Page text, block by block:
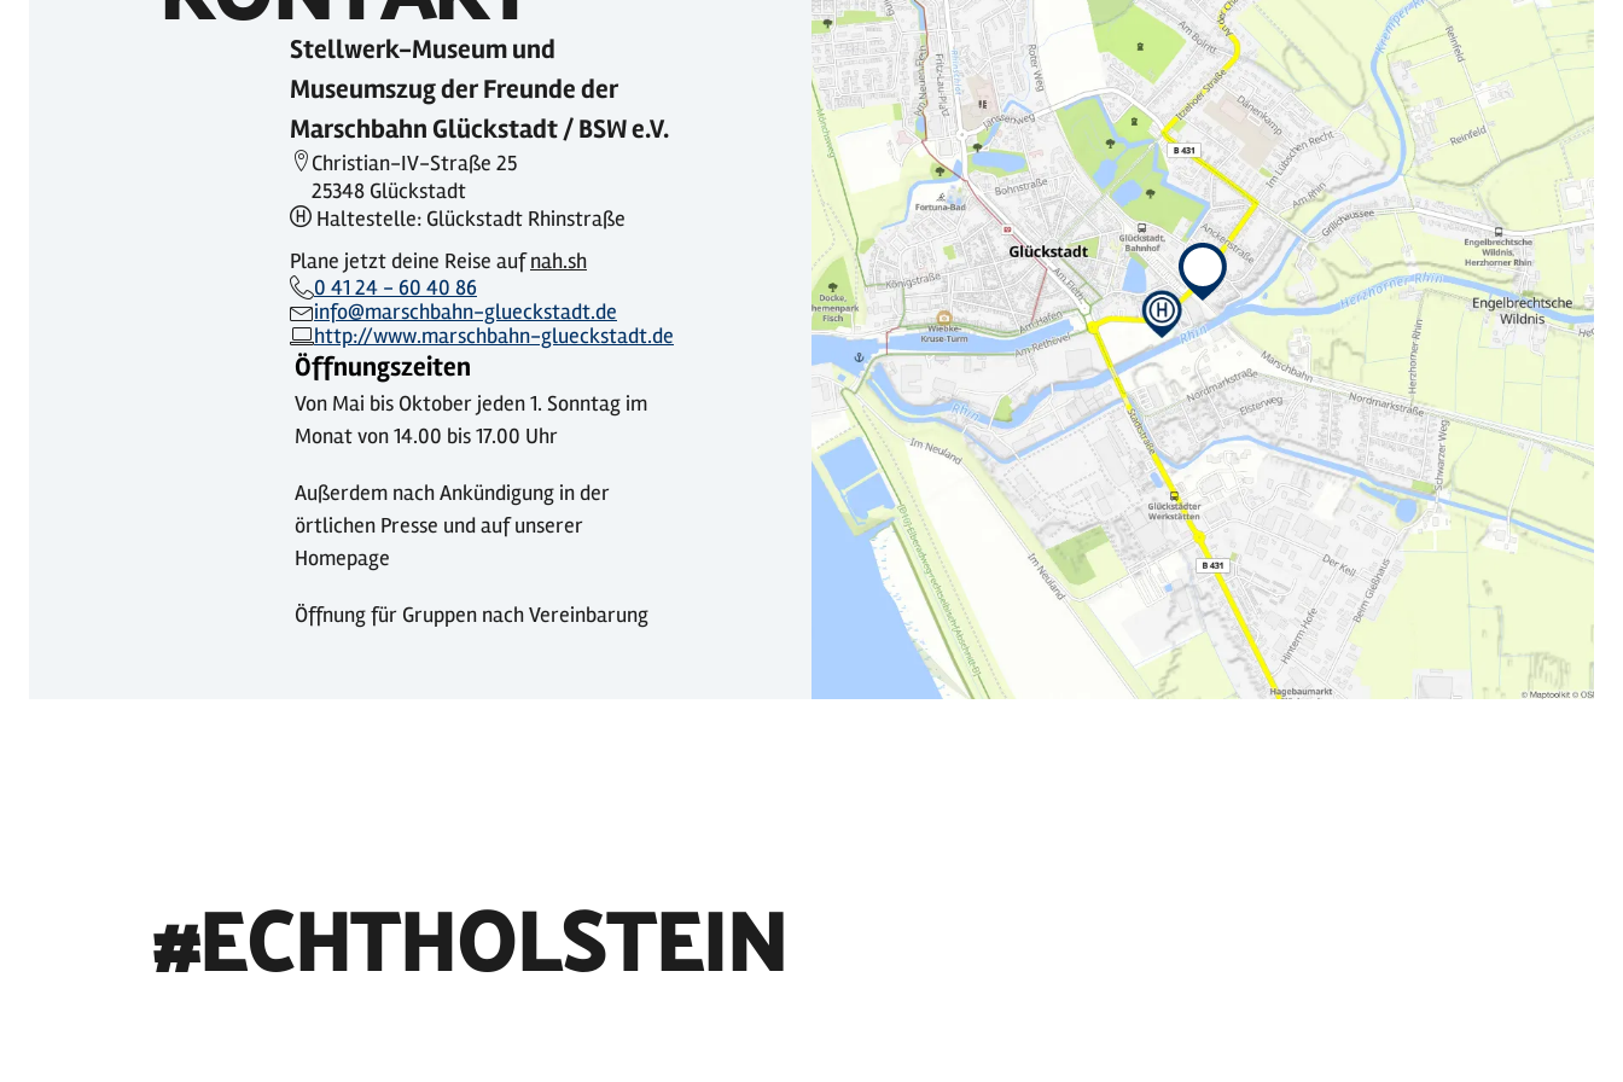
Stellwerk-Museum und
Museumszug der Freunde der
Marschbahn Glückstadt / BSW e.V.
Christian-IV-Straße 25
25348 Glückstadt
Haltestelle: Glückstadt Rhinstraße
Plane jetzt deine Reise aufnah.sh
0 41 24 - 60 40 86
info@marschbahn-glueckstadt.de
http://www.marschbahn-glueckstadt.de
Öffnungszeiten
Von Mai bis Oktober jeden 1. Sonntag im
Monat von 14.00 bis 17.00 Uhr
Außerdem nach Ankündigung in der
örtlichen Presse und auf unserer
Homepage
Öffnung für Gruppen nach Vereinbarung
#ECHTHOLSTEIN